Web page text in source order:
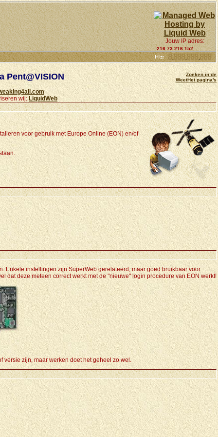
Jouw IP adres:
216.73.216.152
Pent@VISION
Zoeken in de
WeetHet pagina's
wij: LiquidWeb
voor gebruik met Europe Online (EON) en/of
Enkele instellingen zijn SuperWeb gerelateerd, maar goed bruikbaar voor
dat deze meteen correct werkt met de "nieuwe" login procedure van EON werkt!
versie zijn, maar werken doet het geheel zo wel.